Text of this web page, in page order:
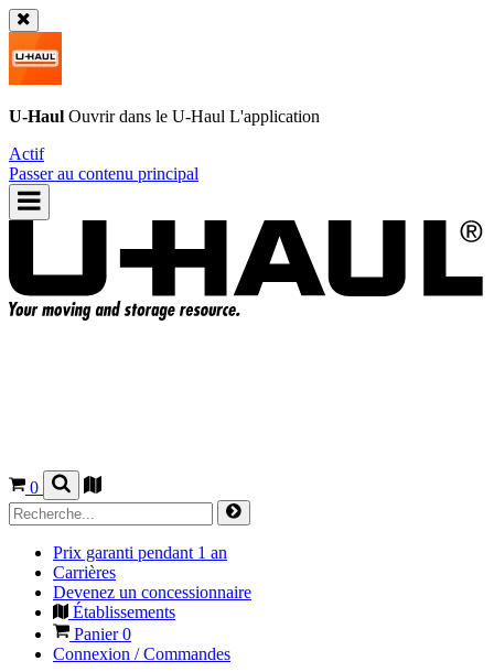
U-Haul Ouvrir dans le U-Haul L'application
Actif
Passer au contenu principal
0
Prix garanti pendant 1 an
Carrières
Devenez un concessionnaire
Établissements
Panier0
Connexion / Commandes